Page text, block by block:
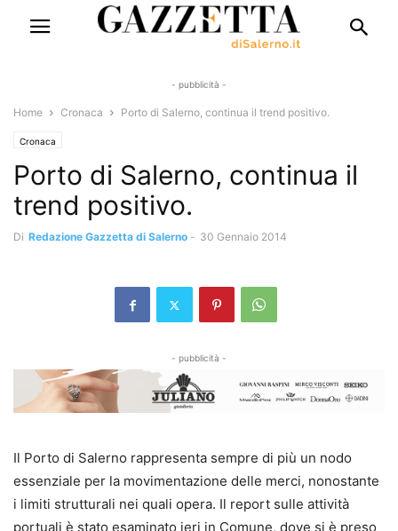
- pubblicità -
Home Cronaca Porto di Salerno, continua il trend positivo.
Cronaca
Porto di Salerno, continua il
trend positivo.
Di Redazione Gazzetta di Salerno - 30 Gennaio 2014
- pubblicità -
Il Porto di Salerno rappresenta sempre di più un nodo
essenziale per la movimentazione delle merci, nonostante
i limiti strutturali nei quali opera. Il report sulle attività
portuali è stato esaminato ieri in Comune, dove si è preso